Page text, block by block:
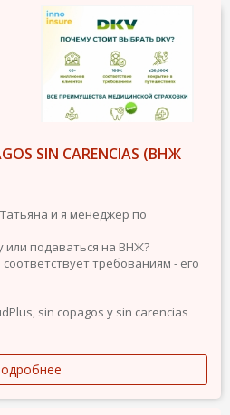
SIN CARENCIAS (ВНЖ
и я менеджер по
или подаваться на ВНЖ?
требованиям - его
sin copagos y sin carencias